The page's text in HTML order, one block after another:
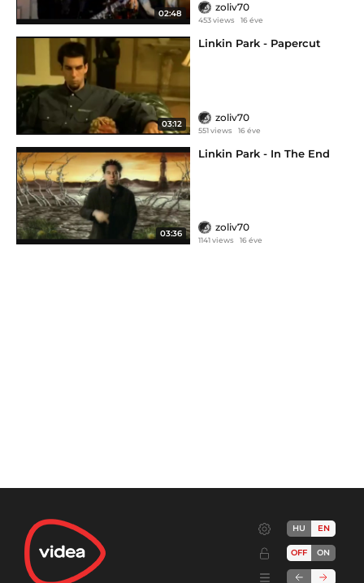
02:48
zoliv70
453 views 16 éve
03:12
Linkin Park - Papercut
zoliv70
551 views 16 éve
03:36
Linkin Park - In The End
zoliv70
1141 views 16 éve
HU EN
OFF ON